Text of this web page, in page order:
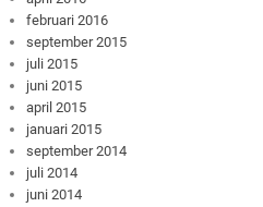
februari 2016
september 2015
juli 2015
juni 2015
april 2015
januari 2015
september 2014
juli 2014
juni 2014